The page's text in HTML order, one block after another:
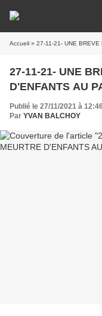
Accueil » 27-11-21- UNE BREVE
27-11-21- UNE
D'ENFANTS AU
Publié le 27/11/2021 à
Par YVAN BALCHOY